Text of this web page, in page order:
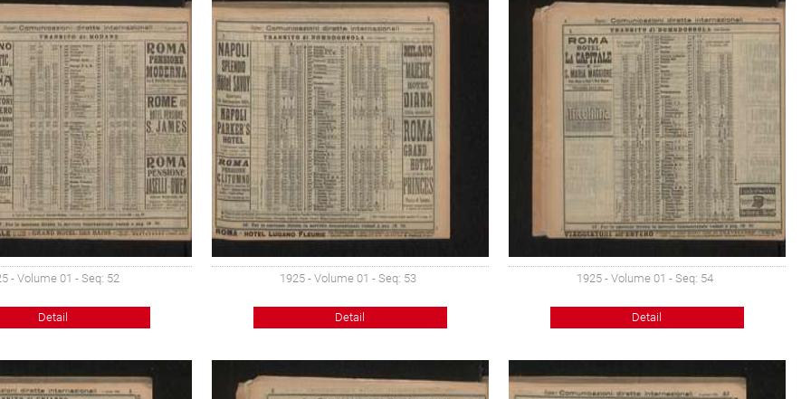
- Volume 01 - Seq: 52
Detail
1925 - Volume 01 - Seq: 53
Detail
1925 - Volume 01 - Seq: 54
Detail